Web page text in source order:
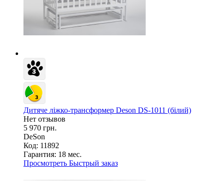
Дитяче ліжко-трансформер Deson DS-1011 (білий)
Нет отзывов
5 970 грн.
DeSon
Код: 11892
Гарантия: 18 мес.
Просмотреть Быстрый заказ